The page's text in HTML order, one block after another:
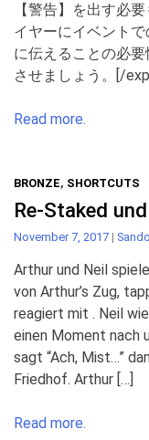
【警告】を出す必
イヤーにイベント
に伝えることの必
させましょう。[/
Read more.
BRONZE, SHORTCUTS
Re-Staked
November 7, 2017 |
Arthur und Neil
von Arthur’s Zug,
reagiert mit . Neil
einen Moment nach
sagt “Ach, Mist…”
Friedhof. Arthur […]
Read more.